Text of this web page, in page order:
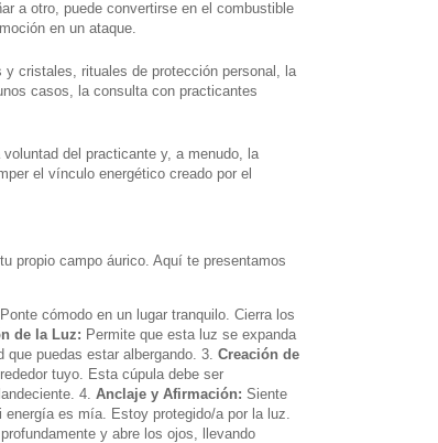
a otro, puede convertirse en el combustible
en un ataque.
cristales, rituales de protección personal, la
casos, la consulta con practicantes
del practicante y, a menudo, la
el vínculo energético creado por el
propio campo áurico. Aquí te presentamos
cómodo en un lugar tranquilo. Cierra los
de la Luz: Permite que esta luz se expanda
puedas estar albergando. 3. Creación de
tuyo. Esta cúpula debe ser
4. Anclaje y Afirmación: Siente
es mía. Estoy protegido/a por la luz.
y abre los ojos, llevando